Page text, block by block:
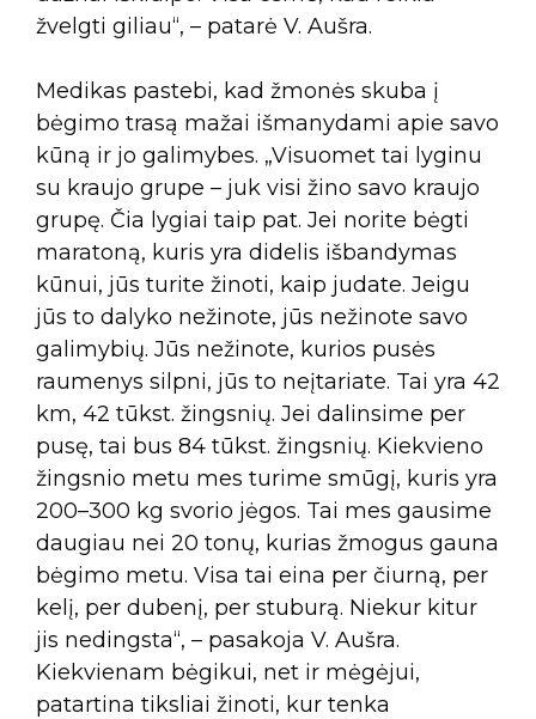
žvelgti giliau“, – patarė V. Aušra.
Medikas pastebi, kad žmonės skuba į
bėgimo trasą mažai išmanydami apie savo
kūną ir jo galimybes. „Visuomet tai lyginu
su kraujo grupe – juk visi žino savo kraujo
grupę. Čia lygiai taip pat. Jei norite bėgti
maratoną, kuris yra didelis išbandymas
kūnui, jūs turite žinoti, kaip judate. Jeigu
jūs to dalyko nežinote, jūs nežinote savo
galimybių. Jūs nežinote, kurios pusės
raumenys silpni, jūs to neįtariate. Tai yra 42
km, 42 tūkst. žingsnių. Jei dalinsime per
pusę, tai bus 84 tūkst. žingsnių. Kiekvieno
žingsnio metu mes turime smūgį, kuris yra
200–300 kg svorio jėgos. Tai mes gausime
daugiau nei 20 tonų, kurias žmogus gauna
bėgimo metu. Visa tai eina per čiurną, per
kelį, per dubenį, per stuburą. Niekur kitur
jis nedingsta“, – pasakoja V. Aušra.
Kiekvienam bėgikui, net ir mėgėjui,
patartina tiksliai žinoti, kur tenka